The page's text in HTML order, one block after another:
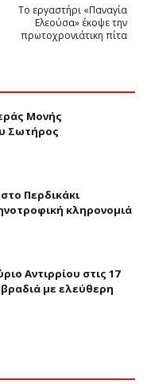
Το εργαστήρι «Παναγία
Ελεούσα» έκοψε την
πρωτοχρονιάτικη πίτα
Μονής
Σωτήρος
Περδικάκι
κληρονομιά
Αντιρρίου στις 17
με ελεύθερη